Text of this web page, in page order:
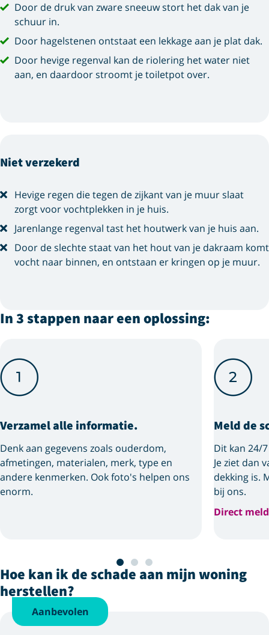
Door de druk van zware sneeuw stort het dak van je
schuur in.
Door hagelstenen ontstaat een lekkage aan je plat dak.
Door hevige regenval kan de riolering het water niet
aan, en daardoor stroomt je toiletpot over.
Niet verzekerd
Hevige regen die tegen de zijkant van je muur slaat
zorgt voor vochtplekken in je huis.
Jarenlange regenval tast het houtwerk van je huis aan.
Door de slechte staat van het hout van je dakraam komt
vocht naar binnen, en ontstaan er kringen op je muur.
In 3 stappen naar een oplossing:
Verzamel alle informatie.
Denk aan gegevens zoals ouderdom,
afmetingen, materialen, merk, type en
andere kenmerken. Ook foto's helpen ons
enorm.
Meld de
Dit kan 24/
Je ziet dan
dekking is.
bij ons.
Direct
Hoe kan ik de schade aan mijn woning
herstellen?
Aanbevolen